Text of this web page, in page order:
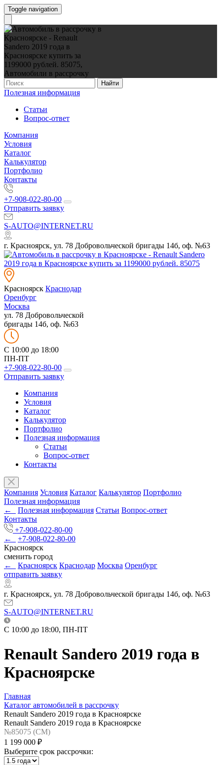
Toggle navigation
Найти
Полезная информация
Статьи
Вопрос-ответ
Компания
Условия
Каталог
Калькулятор
Портфолио
Контакты
+7-908-022-80-00
Отправить заявку
S-AUTO@INTERNET.RU
г. Красноярск, ул. 78 Добровольческой бригады 14б, оф. №63
Красноярск Краснодар
Оренбург
Москва
ул. 78 Добровольческой
бригады 14б, оф. №63
C 10:00 до 18:00
ПН-ПТ
+7-908-022-80-00
Отправить заявку
Компания
Условия
Каталог
Калькулятор
Портфолио
Полезная информация
Статьи
Вопрос-ответ
Контакты
Компания Условия Каталог Калькулятор Портфолио
Полезная информация
←
Полезная информация Статьи Вопрос-ответ
Контакты
+7-908-022-80-00
←
+7-908-022-80-00
Красноярск
сменить город
←
Красноярск Краснодар Москва Оренбург
отправить заявку
г. Красноярск, ул. 78 Добровольческой бригады 14б, оф. №63
S-AUTO@INTERNET.RU
C 10:00 до 18:00, ПН-ПТ
Renault Sandero 2019 года в
Красноярске
Главная
Каталог автомобилей в рассрочку
Renault Sandero 2019 года в Красноярске
Renault Sandero 2019 года в Красноярске
№85075 (CM)
1 199 000 ₽
Выберите срок рассрочки: